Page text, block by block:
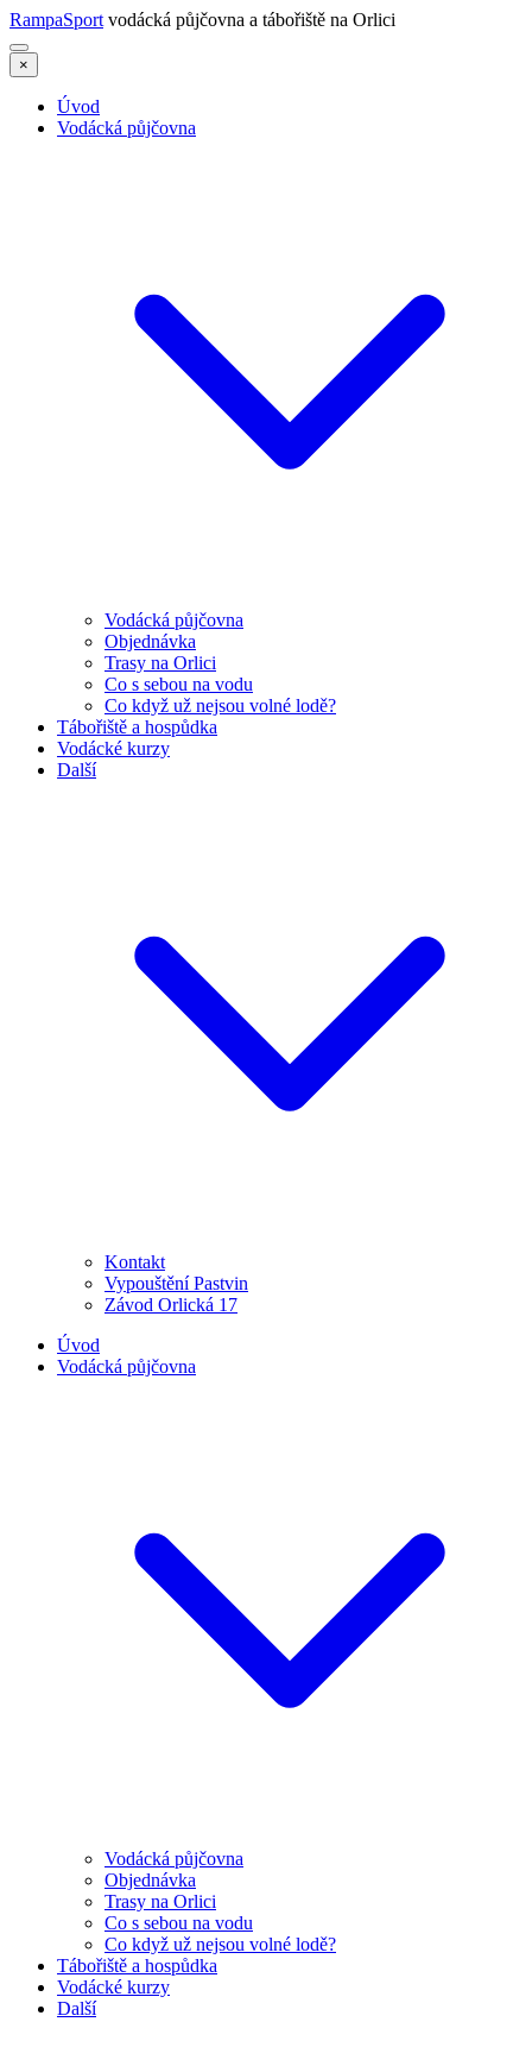
RampaSport vodácká půjčovna a tábořiště na Orlici
×
Úvod
Vodácká půjčovna
Vodácká půjčovna
Objednávka
Trasy na Orlici
Co s sebou na vodu
Co když už nejsou volné lodě?
Tábořiště a hospůdka
Vodácké kurzy
Další
Kontakt
Vypouštění Pastvin
Závod Orlická 17
Úvod
Vodácká půjčovna
Vodácká půjčovna
Objednávka
Trasy na Orlici
Co s sebou na vodu
Co když už nejsou volné lodě?
Tábořiště a hospůdka
Vodácké kurzy
Další